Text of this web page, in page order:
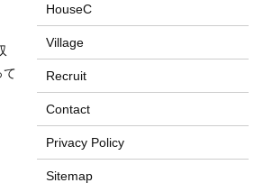
て
HouseC
Village
Recruit
Contact
Privacy Policy
Sitemap